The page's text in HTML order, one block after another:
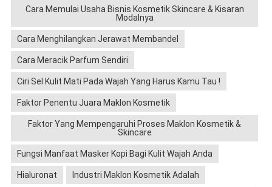
Cara Memulai Usaha Bisnis Kosmetik Skincare & Kisaran
Modalnya
Cara Menghilangkan Jerawat Membandel
Cara Meracik Parfum Sendiri
Ciri Sel Kulit Mati Pada Wajah Yang Harus Kamu Tau !
Faktor Penentu Juara Maklon Kosmetik
Faktor Yang Mempengaruhi Proses Maklon Kosmetik &
Skincare
Fungsi Manfaat Masker Kopi Bagi Kulit Wajah Anda
Hialuronat Industri Maklon Kosmetik Adalah